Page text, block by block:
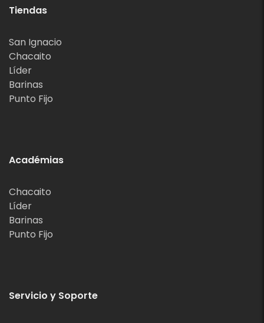
Tiendas
San Ignacio
Chacaito
Líder
Barinas
Punto Fijo
Académias
Chacaito
Líder
Barinas
Punto Fijo
Servicio y Soporte